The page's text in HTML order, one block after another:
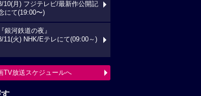
10(月) フジテレビ/最新作公開記
にて(19:00〜)
『銀河鉄道の夜』
11(火) NHK/Eテレにて(09:00～)
TV放送スケジュールへ